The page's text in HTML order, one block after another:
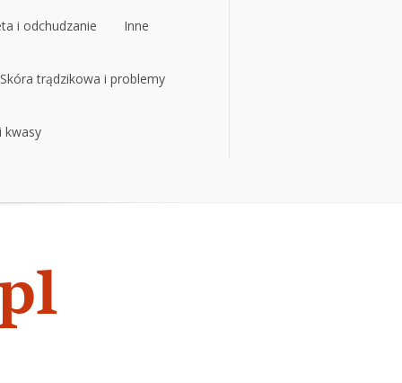
i odchudzanie
i odchudzanie
Inne
Inne
Skóra trądzikowa i problemy
Skóra trądzikowa i problemy
kwasy